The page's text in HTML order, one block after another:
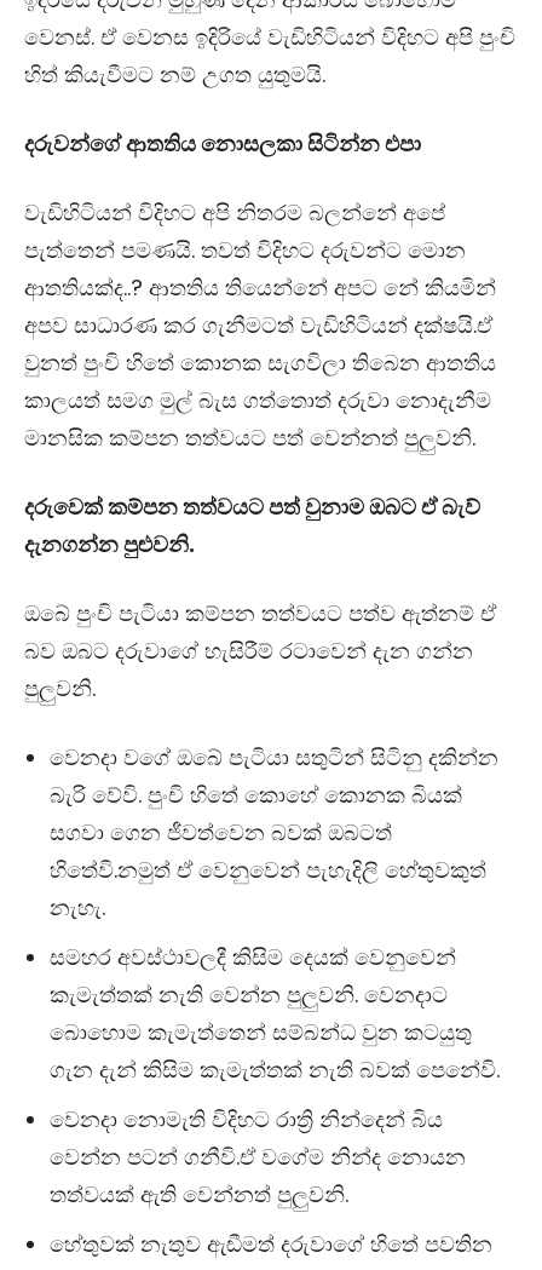
වෙනස්. ඒ වෙනස ඉදිරියේ වැඩිහිටියන් විදිහට අපි පුංචි
හිත් කියැවීමට නම් උගත යුතුමයි.
දරුවන්ගේ ආතතිය නොසලකා සිටින්න එපා
වැඩිහිටියන් විදිහට අපි නිතරම බලන්නේ අපේ
පැත්තෙන් පමණයි. තවත් විදිහට දරුවන්ට මොන
ආතතියක්ද..? ආතතිය තියෙන්නේ අපට නේ කියමින්
අපව සාධාරණ කර ගැනීමටත් වැඩිහිටියන් දක්ෂයි.ඒ
වුනත් පුංචි හිතේ කොනක සැගවිලා තිබෙන ආතතිය
කාලයත් සමග මුල් බැස ගත්තොත් දරුවා නොදැනීම
මානසික කම්පන තත්වයට පත් වෙන්නත් පුලුවනි.
දරුවෙක් කම්පන තත්වයට පත් වුනාම ඔබට ඒ බැව්
දැනගන්න පුළුවනි.
ඔබේ පුංචි පැටියා කම්පන තත්වයට පත්ව ඇත්නම් ඒ
බව ඔබට දරුවාගේ හැසිරීම් රටාවෙන් දැන ගන්න
පුලුවනි.
වෙනදා වගේ ඔබේ පැටියා සතුටින් සිටිනු දකින්න
බැරි වේවි. පුංචි හිතේ කොහේ කොනක බියක්
සගවා ගෙන ජීවත්වෙන බවක් ඔබටත්
හිතේවි.නමුත් ඒ වෙනුවෙන් පැහැදිලි හේතුවකුත්
නැහැ.
සමහර අවස්ථාවලදී කිසිම දෙයක් වෙනුවෙන්
කැමැත්තක් නැති වෙන්න පුලුවනි. වෙනදාට
බොහොම කැමැත්තෙන් සම්බන්ධ වුන කටයුතු
ගැන දැන් කිසිම කැමැත්තක් නැති බවක් පෙනේවි.
වෙනදා නොමැති විදිහට රාත්‍රි නින්දෙන් බිය
වෙන්න පටන් ගනීවි.ඒ වගේම නින්ද නොයන
තත්වයක් ඇති වෙන්නත් පුලුවනි.
හේතුවක් නැතුව ඇඬීමත් දරුවාගේ හිතේ පවතින